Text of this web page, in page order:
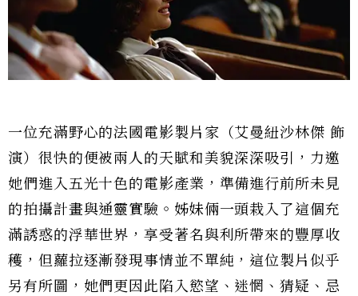
一位充滿野心的法國電影製片家（艾曼紐沙林傑 飾
演）很快的便被兩人的天賦和美貌深深吸引，力邀
她們進入五光十色的電影產業，準備進行前所未見
的拍攝計畫與通靈實驗。姊妹倆一頭栽入了這個充
滿誘惑的浮華世界，享受著名與利所帶來的豐厚收
穫，但蘿拉逐漸發現事情並不單純，這位製片似乎
另有所圖，她們更因此陷入慾望、迷惘、猜疑、忌